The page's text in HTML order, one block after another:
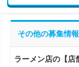
その他の募集情報
ラーメン店の【